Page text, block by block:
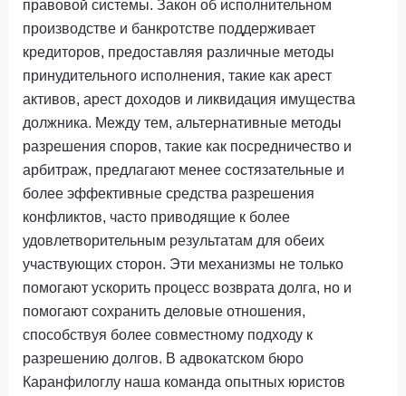
правовой системы. Закон об исполнительном
производстве и банкротстве поддерживает
кредиторов, предоставляя различные методы
принудительного исполнения, такие как арест
активов, арест доходов и ликвидация имущества
должника. Между тем, альтернативные методы
разрешения споров, такие как посредничество и
арбитраж, предлагают менее состязательные и
более эффективные средства разрешения
конфликтов, часто приводящие к более
удовлетворительным результатам для обеих
участвующих сторон. Эти механизмы не только
помогают ускорить процесс возврата долга, но и
помогают сохранить деловые отношения,
способствуя более совместному подходу к
разрешению долгов. В адвокатском бюро
Каранфилоглу наша команда опытных юристов